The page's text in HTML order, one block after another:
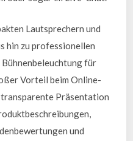
Lautsprechern und
hin zu professionellen
für
Vorteil beim Online-
Präsentation
und